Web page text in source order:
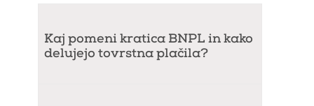
Kaj pomeni kratica BNPL in kako
delujejo tovrstna plačila?